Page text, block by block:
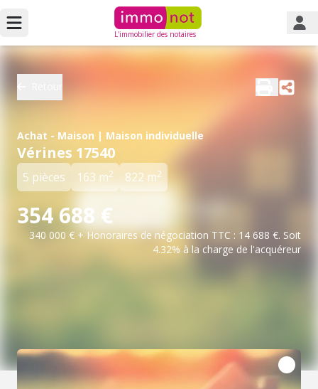
L'immobilier des notaires
Achat - Maison | Maison individuelle
Vérines 17540
5 pièces 163 m2 822 m2
354 688 €
340 000 € + Honoraires de négociation TTC : 14 688 €. Soit
4.32% à la charge de l'acquéreur